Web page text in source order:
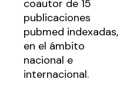
coautor de 15
publicaciones
pubmed indexadas,
en el ámbito
nacional e
internacional.